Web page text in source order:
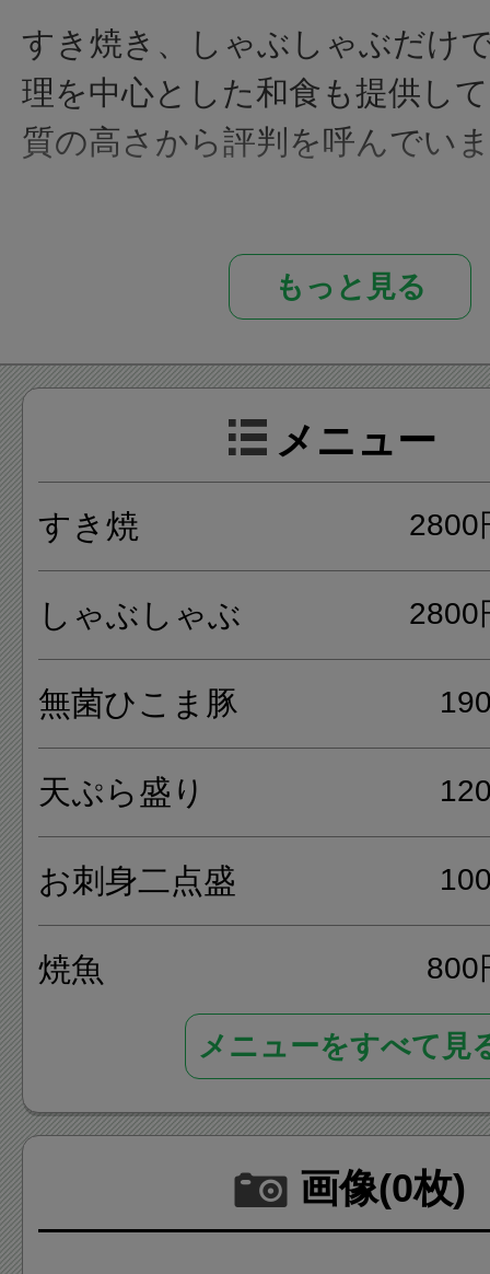
すき焼き、しゃぶしゃぶだけ
理を中心とした和食も提供し
質の高さから評判を呼んでい
使用しているため、とても上
焼き方は関東風で、割り下を
出汁が用意されています。
ひこま豚、天ぷら盛り、お刺
物などがあります。
焼肉屋の人気店「まんてん」
の経営のため、納得の味が堪
です。
もっと見る
メニュー
すき焼 2800
しゃぶしゃぶ 2800
無菌ひこま豚
天ぷら盛り
お刺身二点盛
焼魚 800
メニューをすべて見
画像(0枚)